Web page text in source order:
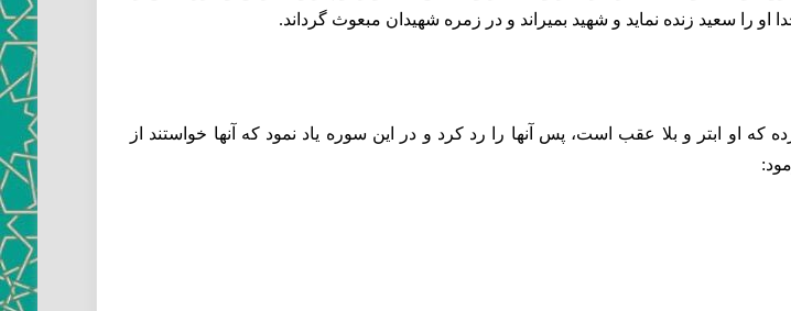
را سعيد زنده نمايد و شهيد بميراند و در زمره شهيدان مبعوث گرداند.
او ابتر و بلا عقب است، پس آنها را رد كرد و در اين سوره ياد نمود كه آنها خواستند از